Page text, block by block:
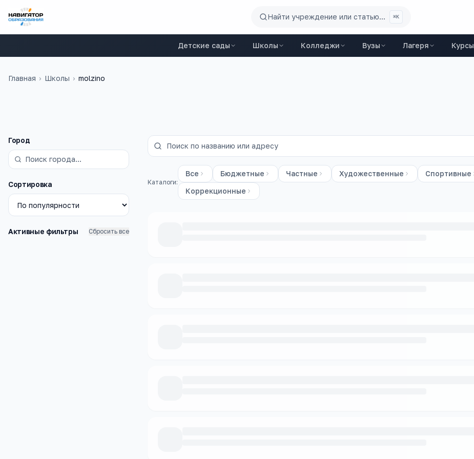
Найти учреждение или статью... ⌘K
Детские сады Школы Колледжи Вузы Лагеря Курсы
Главная › Школы › molzino
Фильтры
Город
Сортировка
Активные фильтры Сбросить все
Каталоги:
Все Бюджетные Частные Художественные
Спортивные
Коррекционные